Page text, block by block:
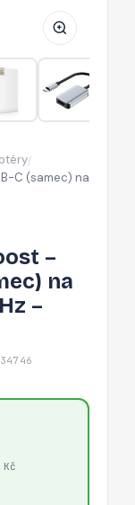
/
C (samec) na
–
na
–